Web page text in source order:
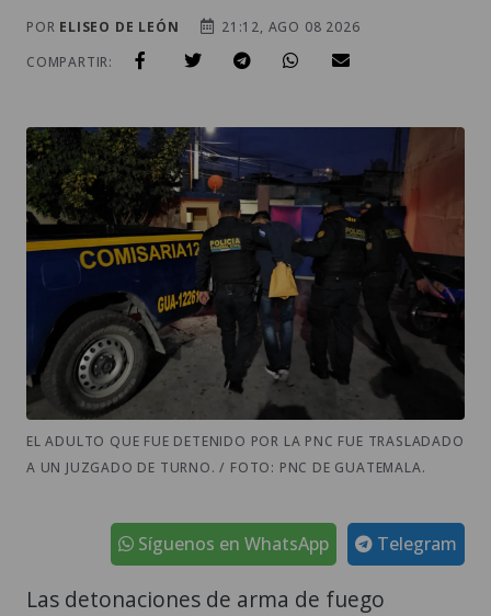
POR ELISEO DE LEÓN
21:12, AGO 08 2026
COMPARTIR:
EL ADULTO QUE FUE DETENIDO POR LA PNC FUE TRASLADADO
A UN JUZGADO DE TURNO. / FOTO: PNC DE GUATEMALA.
Telegram
Síguenos en WhatsApp
Las detonaciones de arma de fuego